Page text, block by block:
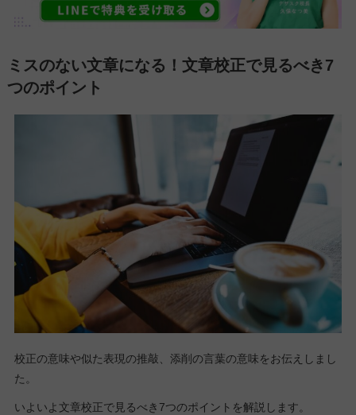
ミスのない文章になる！文章校正で見るべき7
つのポイント
校正の意味や似た表現の推敲、添削の言葉の意味をお伝えしまし
た。
いよいよ文章校正で見るべき7つのポイントを解説します。